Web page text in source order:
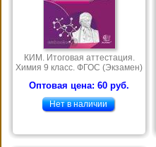
КИМ. Итоговая аттестация.
Химия 9 класс. ФГОС (Экзамен)
Оптовая цена: 60 руб.
Нет в наличии